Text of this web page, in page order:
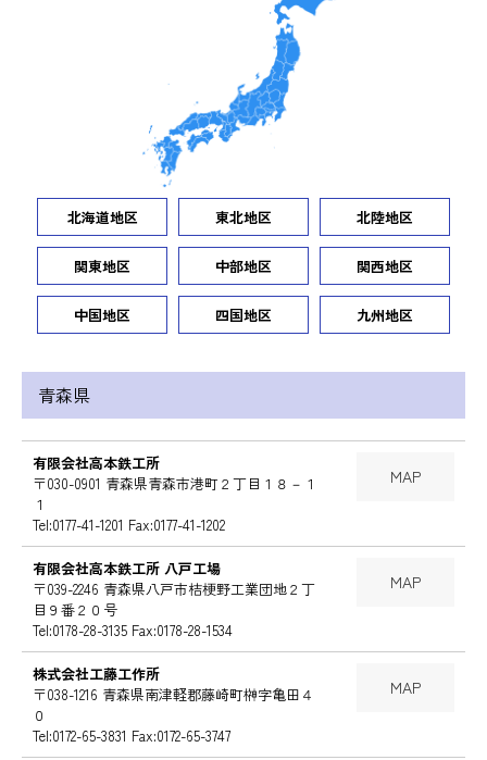
北海道地区 東北地区 北陸地区
関東地区 中部地区 関西地区
中国地区 四国地区 九州地区
青森県
有限会社高本鉄工所
〒030-0901 青森県青森市港町２丁目１８－１
１
Tel:0177-41-1201 Fax:0177-41-1202
MAP
有限会社高本鉄工所 八戸工場
〒039-2246 青森県八戸市桔梗野工業団地２丁
目９番２０号
Tel:0178-28-3135 Fax:0178-28-1534
MAP
株式会社工藤工作所
〒038-1216 青森県南津軽郡藤崎町榊字亀田４
０
Tel:0172-65-3831 Fax:0172-65-3747
MAP